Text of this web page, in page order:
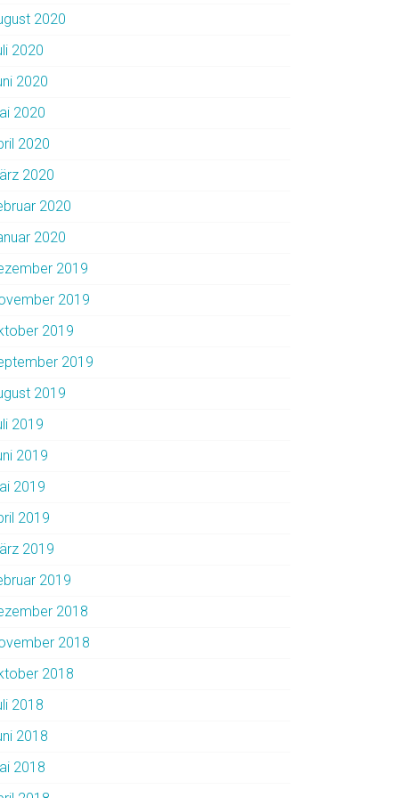
2020
2020
2020
2020
2020
2020
2020
2020
2019
2019
2019
2019
2019
2019
2019
2019
2019
2019
2019
2018
2018
2018
2018
2018
2018